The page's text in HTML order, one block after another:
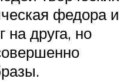
федора и
на друга, но